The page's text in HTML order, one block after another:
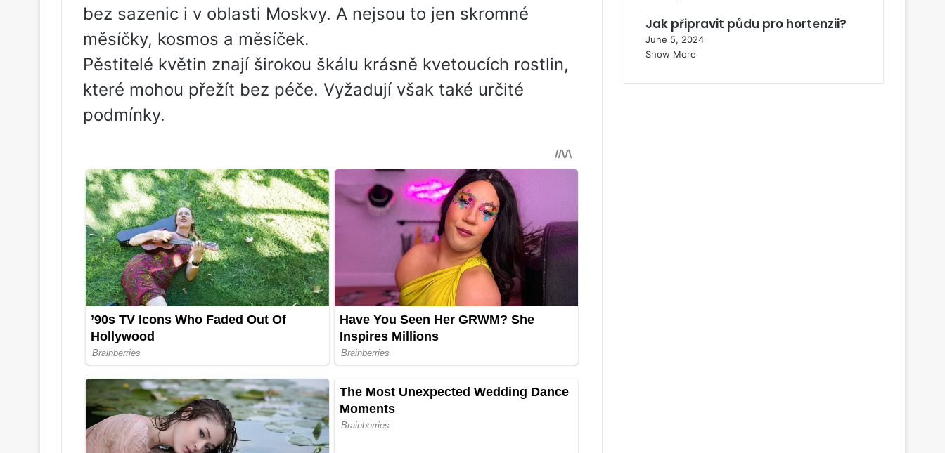
bez sazenic i v oblasti Moskvy. A nejsou to jen skromné ​​
měsíčky, kosmos a měsíček.
Pěstitelé květin znají širokou škálu krásně kvetoucích rostlin,
které mohou přežít bez péče. Vyžadují však také určité
podmínky.
Jak připravit půdu pro hortenzii?
June 5, 2024
Show More